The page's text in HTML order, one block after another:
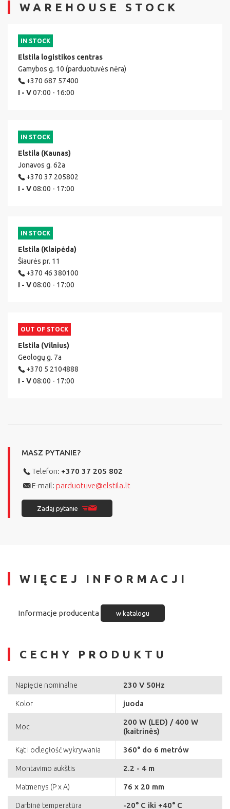
WAREHOUSE STOCK
IN STOCK
Elstila logistikos centras
Gamybos g. 10 (parduotuvės nėra)
+370 687 57400
I - V07:00 - 16:00
IN STOCK
Elstila (Kaunas)
Jonavos g. 62a
+370 37 205802
I - V08:00 - 17:00
IN STOCK
Elstila (Klaipėda)
Šiaurės pr. 11
+370 46 380100
I - V08:00 - 17:00
OUT OF STOCK
Elstila (Vilnius)
Geologų g. 7a
+370 5 2104888
I - V08:00 - 17:00
MASZ PYTANIE?
Telefon: +370 37 205 802
E-mail: parduotuve@elstila.lt
Zadaj pytanie
WIĘCEJ INFORMACJI
Informacje producenta w katalogu
CECHY PRODUKTU
Napięcie nominalne 230 V 50Hz
Kolor juoda
Moc
200 W (LED) / 400 W
(kaitrinės)
Kąt i odległość wykrywania 360° do 6 metrów
Montavimo aukštis 2.2 - 4 m
Matmenys (P x A) 76 x 20 mm
Darbinė temperatūra -20° C iki +40° C